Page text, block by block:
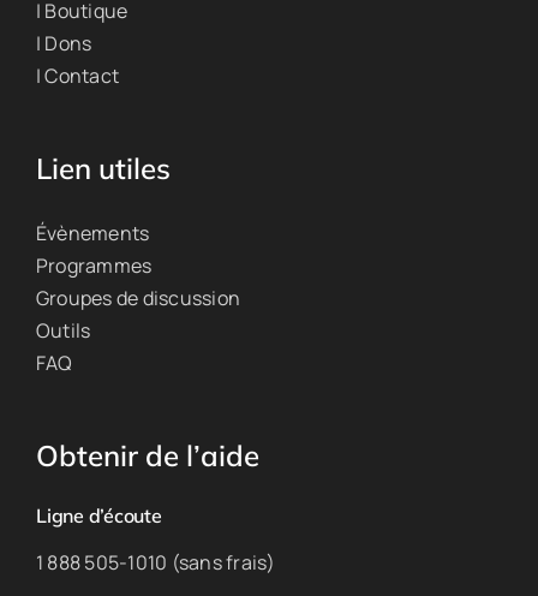
| Boutique
| Dons
| Contact
Lien utiles
Évènements
Programmes
Groupes de discussion
Outils
FAQ
Obtenir de l’aide
Ligne d’écoute
1 888 505-1010 (sans frais)